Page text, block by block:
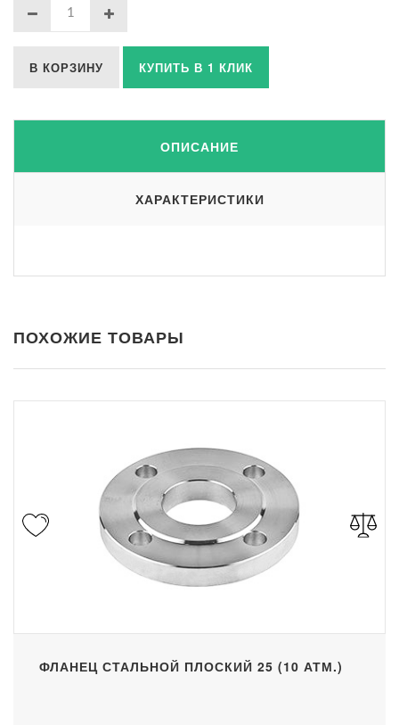
В КОРЗИНУ КУПИТЬ В 1 КЛИК
ОПИСАНИЕ
ХАРАКТЕРИСТИКИ
ПОХОЖИЕ ТОВАРЫ
ФЛАНЕЦ СТАЛЬНОЙ ПЛОСКИЙ 25 (10 АТМ.)